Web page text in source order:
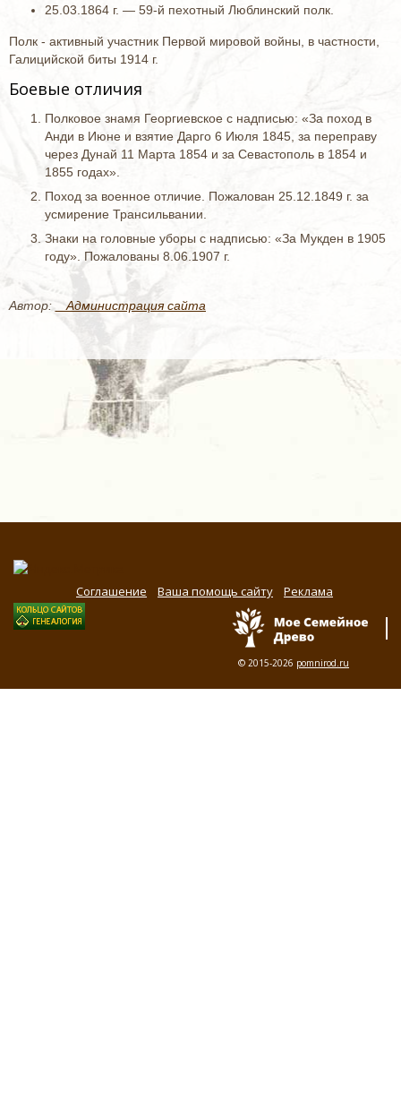
25.03.1864 г. — 59-й пехотный Люблинский полк.
Полк - активный участник Первой мировой войны, в частности,
Галицийской биты 1914 г.
Боевые отличия
Полковое знамя Георгиевское с надписью: «За поход в
Анди в Июне и взятие Дарго 6 Июля 1845, за переправу
через Дунай 11 Марта 1854 и за Севастополь в 1854 и
1855 годах».
Поход за военное отличие. Пожалован 25.12.1849 г. за
усмирение Трансильвании.
Знаки на головные уборы с надписью: «За Мукден в 1905
году». Пожалованы 8.06.1907 г.
Автор: _ Администрация сайта
Соглашение Ваша помощь сайту Реклама
© 2015-2026 pomnirod.ru